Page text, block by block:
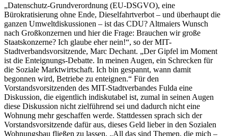
„Datenschutz-Grundverordnung (EU-DSGVO), eine
Bürokratisierung ohne Ende, Dieselfahrtverbot – und überhaupt die
ganzen Umweltdiskussionen – ist das CDU? Altmaiers Wunsch
nach Großkonzernen und hier die Frage: Brauchen wir große
Staatskonzerne? Ich glaube eher nein!“, so der MIT-
Stadtverbandsvorsitzende, Marc Dechant. „Der Gipfel im Moment
ist die Enteignungs-Debatte. In meinen Augen, ein Schrecken für
die Soziale Marktwirtschaft. Ich bin gespannt, wann damit
begonnen wird, Betriebe zu enteignen.“ Für den
Vorstandsvorsitzenden des MIT-Stadtverbandes Fulda eine
Diskussion, die eigentlich indiskutabel ist, zumal in seinen Augen
diese Diskussion nicht zielführend sei und dadurch nicht eine
Wohnung mehr geschaffen werde. Stattdessen sprach sich der
Vorstandsvorsitzende dafür aus, dieses Geld lieber in den Sozialen
Wohnungsbau fließen zu lassen. „All das sind Themen, die mich –